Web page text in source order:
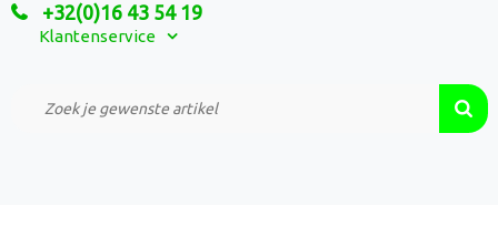
+32(0)16 43 54 19
Klantenservice
Relatiegeschenken
Custom Made Projecten